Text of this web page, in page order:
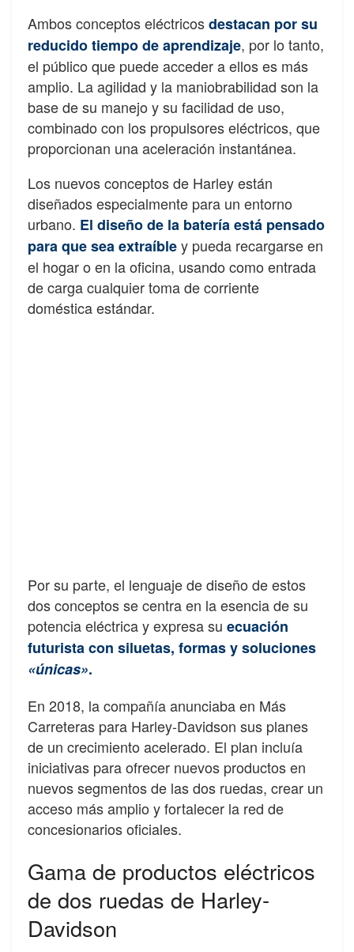
Ambos conceptos eléctricosdestacan por su
reducido tiempo de aprendizaje, por lo tanto,
el público que puede acceder a ellos es más
amplio. La agilidad y la maniobrabilidad son la
base de su manejo y su facilidad de uso,
combinado con los propulsores eléctricos, que
proporcionan una aceleración instantánea.
Los nuevos conceptos de Harley están
diseñados especialmente para un entorno
urbano. El diseño de la batería está pensado
para que sea extraíbley pueda recargarse en
el hogar o en la oficina, usando como entrada
de carga cualquier toma de corriente
doméstica estándar.
Por su parte, el lenguaje de diseño de estos
dos conceptos se centra en la esencia de su
potencia eléctrica y expresa su ecuación
futurista con siluetas, formas y soluciones
«únicas».
En 2018, la compañía anunciaba en Más
Carreteras para Harley-Davidson sus planes
de un crecimiento acelerado. El plan incluía
iniciativas para ofrecer nuevos productos en
nuevos segmentos de las dos ruedas, crear un
acceso más amplio y fortalecer la red de
concesionarios oficiales.
Gama de productos eléctricos
de dos ruedas de Harley-
Davidson